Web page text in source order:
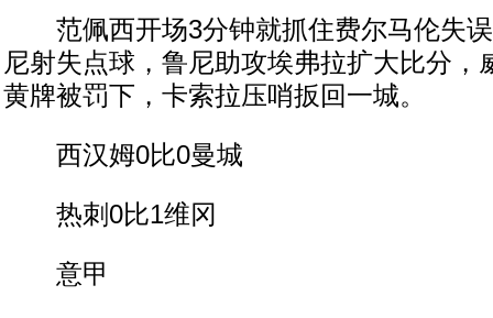
范佩西开场3分钟就抓住费尔马伦失误
尼射失点球，鲁尼助攻埃弗拉扩大比分，
黄牌被罚下，卡索拉压哨扳回一城。
西汉姆0比0曼城
热刺0比1维冈
意甲